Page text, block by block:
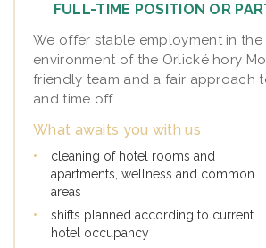
FULL-TIME POSITION OR
We offer stable employment in
environment of the Orlické hory
friendly team and a fair approach
and time off.
What awaits you with us
•
cleaning of hotel rooms and
apartments, wellness and common
areas
•
shifts planned according to current
hotel occupancy